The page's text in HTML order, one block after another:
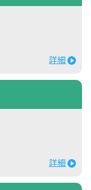
詳細
詳細